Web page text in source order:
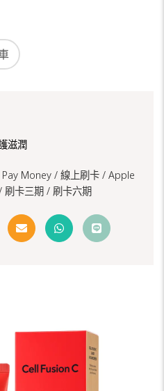
滋潤
Pay Money / 線上刷卡 / Apple
刷卡三期 / 刷卡六期